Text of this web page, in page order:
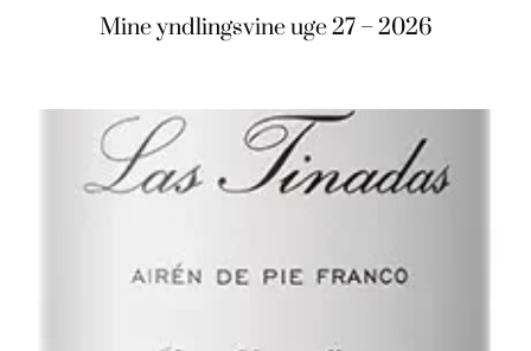
Mine yndlingsvine uge 27 – 2026